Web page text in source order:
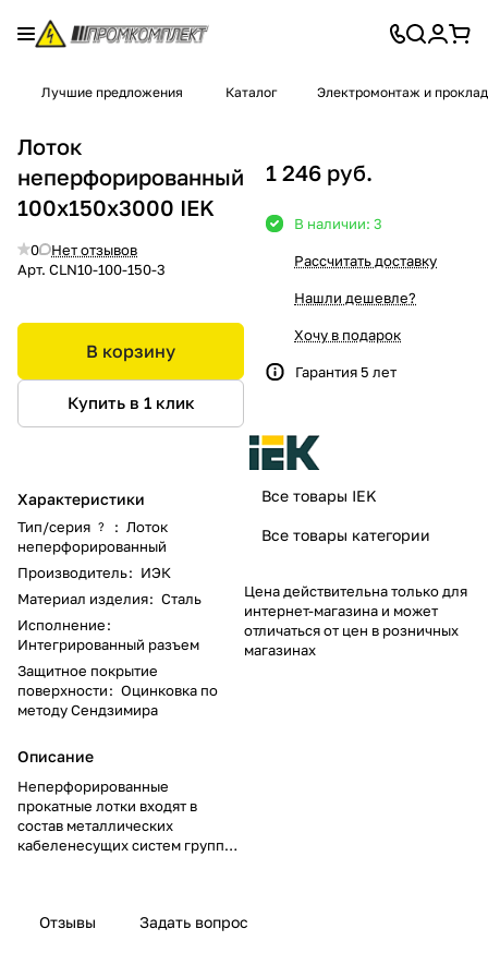
Лучшие предложения Каталог Электромонтаж и
Лоток
неперфорированный
100х150х3000 IEK
0
Нет отзывов
Арт. CLN10-100-150-3
В корзину
Купить в 1 клик
Характеристики
Тип/серия ? : Лоток
неперфорированный
Производитель: ИЭК
Материал изделия: Сталь
Исполнение:
Интегрированный разъем
Защитное покрытие
поверхности: Оцинковка по
методу Сендзимира
Описание
Неперфорированные
прокатные лотки входят в
состав металлических
кабеленесущих систем группы
кабелей. При использовании
1 246 руб.
В наличии: 3
Рассчитать доставку
Нашли дешевле?
Хочу в подарок
Гарантия 5 лет
Все товары IEK
Все товары категории
Цена действительна только для
интернет-магазина и может
отличаться от цен в розничных
магазинах
Отзывы Задать вопрос